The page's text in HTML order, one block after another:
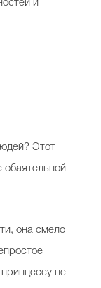
и
Этот
обаятельной
она смело
не